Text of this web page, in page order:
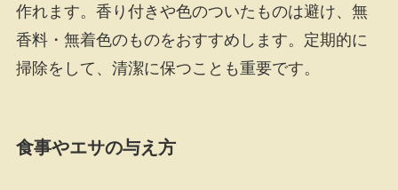
作れます。香り付きや色のついたものは避け、無
香料・無着色のものをおすすめします。定期的に
掃除をして、清潔に保つことも重要です。
食事やエサの与え方